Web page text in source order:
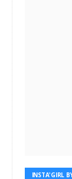
INSTA'GIRL